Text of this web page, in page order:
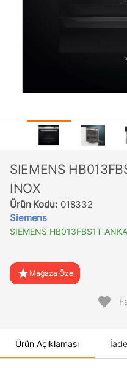
SIEMENS
INOX
Ürün Kodu: 018332
Siemens
SIEMENS HB013FBS1T
star Mağaza Özel
favorite
Ürün Açıklaması